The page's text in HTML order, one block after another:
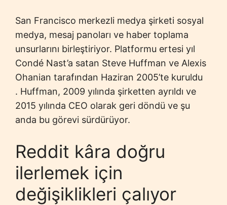
San Francisco merkezli medya şirketi sosyal
medya, mesaj panoları ve haber toplama
unsurlarını birleştiriyor. Platformu ertesi yıl
Condé Nast’a satan Steve Huffman ve Alexis
Ohanian tarafından Haziran 2005’te kuruldu
. Huffman, 2009 yılında şirketten ayrıldı ve
2015 yılında CEO olarak geri döndü ve şu
anda bu görevi sürdürüyor.
Reddit kâra doğru
ilerlemek için
değişiklikleri çalıyor